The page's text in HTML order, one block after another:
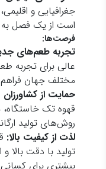
در مجموع، انتخاب قهوه
به فرد باشد که در کنار
تصمیم‌گیری برای خرید این
و بودجه مصرف‌کننده انجام
انواع قهوه تک
قهوه تک خاستگاه یکی از
قهوه‌دوستان است. این
منحصر به فرد دارند که تحت
دارند. در این بخش، به
خاص هرکدام خواهیم
انواع مختلف قهوه